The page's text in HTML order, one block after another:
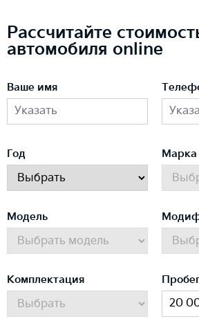
Рассчитайте
автомобиля online
Ваше имя
Год Марка
Модель
Комплектация